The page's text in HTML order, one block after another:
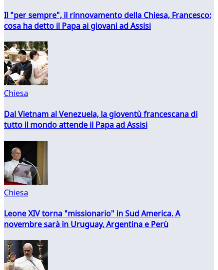
Il "per sempre", il rinnovamento della Chiesa, Francesco:
cosa ha detto il Papa ai giovani ad Assisi
Chiesa
Dal Vietnam al Venezuela, la gioventù francescana di
tutto il mondo attende il Papa ad Assisi
Chiesa
Leone XIV torna "missionario" in Sud America. A
novembre sarà in Uruguay, Argentina e Perù